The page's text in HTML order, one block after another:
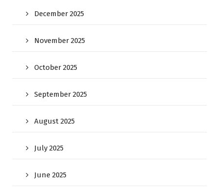
December 2025
November 2025
October 2025
September 2025
August 2025
July 2025
June 2025